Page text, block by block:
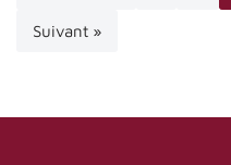
Suivant »